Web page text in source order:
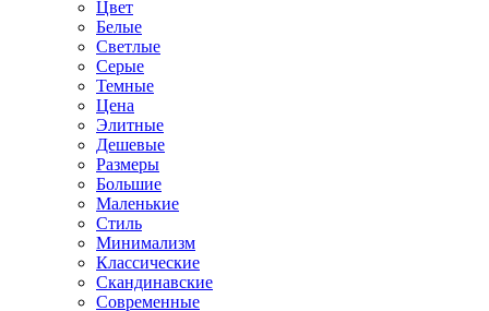
Цвет
Белые
Светлые
Серые
Темные
Цена
Элитные
Дешевые
Размеры
Большие
Маленькие
Стиль
Минимализм
Классические
Скандинавские
Современные